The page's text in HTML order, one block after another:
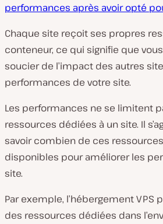
performances après avoir opté
Chaque site reçoit ses propres
conteneur, ce qui signifie que vous
soucier de l’impact des autres
performances de votre site.
Les performances ne se limitent
ressources dédiées à un site. Il
savoir combien de ces
disponibles pour améliorer les
site.
Par exemple, l’hébergement VPS
des ressources dédiées dans